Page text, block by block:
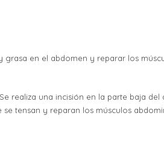
en el abdomen y reparar los
realiza una incisión en la parte baja
tensan y reparan los músculos